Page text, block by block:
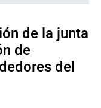
de la junta
de
del